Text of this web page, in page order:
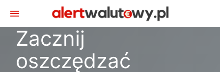
menu
Zacznij
oszczędzać